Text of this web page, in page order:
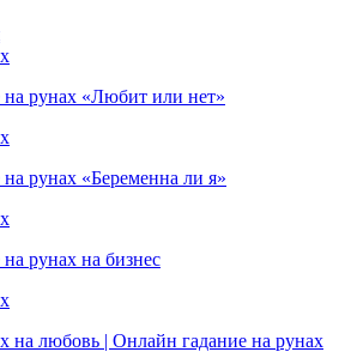
рунах «Любит или нет»
рунах «Беременна ли я»
рунах на бизнес
на любовь | Онлайн гадание на рунах